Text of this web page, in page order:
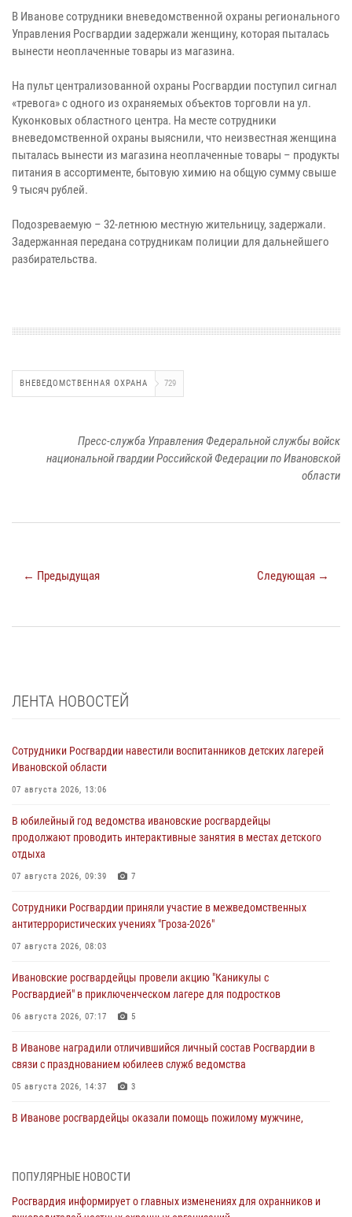
В Иванове сотрудники вневедомственной охраны регионального
Управления Росгвардии задержали женщину, которая пыталась
вынести неоплаченные товары из магазина.
На пульт централизованной охраны Росгвардии поступил сигнал
«тревога» с одного из охраняемых объектов торговли на ул.
Куконковых областного центра. На месте сотрудники
вневедомственной охраны выяснили, что неизвестная женщина
пыталась вынести из магазина неоплаченные товары – продукты
питания в ассортименте, бытовую химию на общую сумму свыше
9 тысяч рублей.
Подозреваемую – 32-летнюю местную жительницу, задержали.
Задержанная передана сотрудникам полиции для дальнейшего
разбирательства.
ВНЕВЕДОМСТВЕННАЯ ОХРАНА 729
Пресс-служба Управления Федеральной службы войск
национальной гвардии Российской Федерации по Ивановской
области
← Предыдущая Следующая →
ЛЕНТА НОВОСТЕЙ
Сотрудники Росгвардии навестили воспитанников детских лагерей
Ивановской области
07 августа 2026, 13:06
В юбилейный год ведомства ивановские росгвардейцы
продолжают проводить интерактивные занятия в местах детского
отдыха
07 августа 2026, 09:39 7
Сотрудники Росгвардии приняли участие в межведомственных
антитеррористических учениях "Гроза-2026"
07 августа 2026, 08:03
Ивановские росгвардейцы провели акцию "Каникулы с
Росгвардией" в приключенческом лагере для подростков
06 августа 2026, 07:17 5
В Иванове наградили отличившийся личный состав Росгвардии в
связи с празднованием юбилеев служб ведомства
05 августа 2026, 14:37 3
В Иванове росгвардейцы оказали помощь пожилому мужчине,
торжественных мероприятиях, посвященных празднованию Дня
ПОПУЛЯРНЫЕ НОВОСТИ
Росгвардия информирует о главных изменениях для охранников и